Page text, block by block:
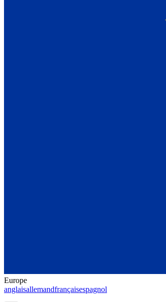
Europe
anglaisallemandfrançaisespagnol